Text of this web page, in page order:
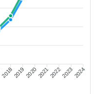
2018201920202021202220232024